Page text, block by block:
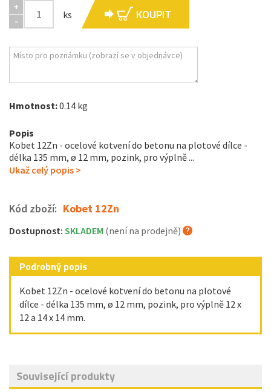
+
-
ks KOUPIT
Hmotnost:0.14 kg
Popis
Kobet 12Zn - ocelové kotvení do betonu na plotové dílce -
délka 135 mm, ø 12 mm, pozink, pro výplně ...
Ukaž celý popis >
Kód zboží: Kobet 12Zn
Dostupnost: SKLADEM (není na prodejně)
Podrobný popis
Kobet 12Zn - ocelové kotvení do betonu na plotové
dílce - délka 135 mm, ø 12 mm, pozink, pro výplně 12 x
12 a 14 x 14 mm.
Související produkty